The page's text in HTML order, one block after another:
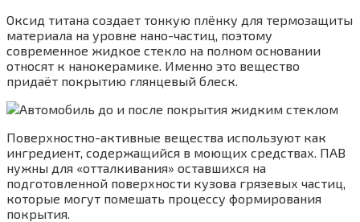
Оксид титана создает тонкую плёнку для термозащиты
материала на уровне нано-частиц, поэтому
современное жидкое стекло на полном основании
относят к нанокерамике. Именно это вещество
придаёт покрытию глянцевый блеск.
Поверхностно-активные вещества используют как
ингредиент, содержащийся в моющих средствах. ПАВ
нужны для «отталкивания» оставшихся на
подготовленной поверхности кузова грязевых частиц,
которые могут помешать процессу формирования
покрытия.